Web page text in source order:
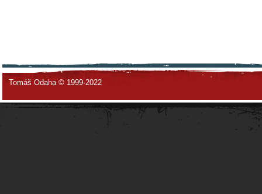
Tomáš Odaha © 1999-2022